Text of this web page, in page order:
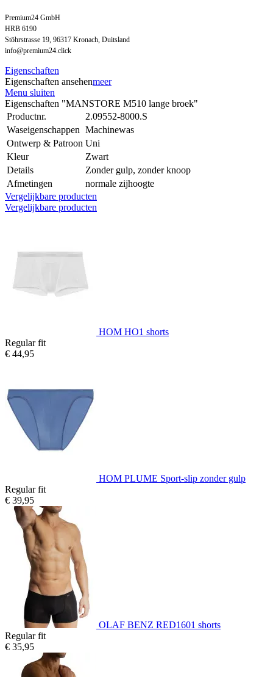
Premium24 GmbH
HRB 6190
Stöhrstrasse 19, 96317 Kronach, Duitsland
info@premium24.click
Eigenschaften
Eigenschaften ansehenmeer
Menu sluiten
Eigenschaften "MANSTORE M510 lange broek"
Productnr.
2.09552-8000.S
Waseigenschappen Machinewas
Ontwerp & Patroon Uni
Kleur
Zwart
Details
Zonder gulp, zonder knoop
Afmetingen
normale zijhoogte
Vergelijkbare producten
Vergelijkbare producten
HOM HO1 shorts
Regular fit
€ 44,95
HOM PLUME Sport-slip zonder gulp
Regular fit
€ 39,95
OLAF BENZ RED1601 shorts
Regular fit
€ 35,95